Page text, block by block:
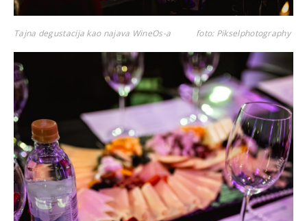
Tajna degustacija kao najava WineOs-a foto: Pikselphotography